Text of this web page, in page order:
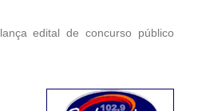
edital de concurso público